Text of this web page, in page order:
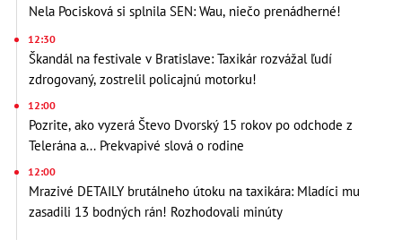
Nela Pocisková si splnila SEN: Wau, niečo prenádherné!
12:30
Škandál na festivale v Bratislave: Taxikár rozvážal ľudí
zdrogovaný, zostrelil policajnú motorku!
12:00
Pozrite, ako vyzerá Števo Dvorský 15 rokov po odchode z
Telerána a... Prekvapivé slová o rodine
12:00
Mrazivé DETAILY brutálneho útoku na taxikára: Mladíci mu
zasadili 13 bodných rán! Rozhodovali minúty